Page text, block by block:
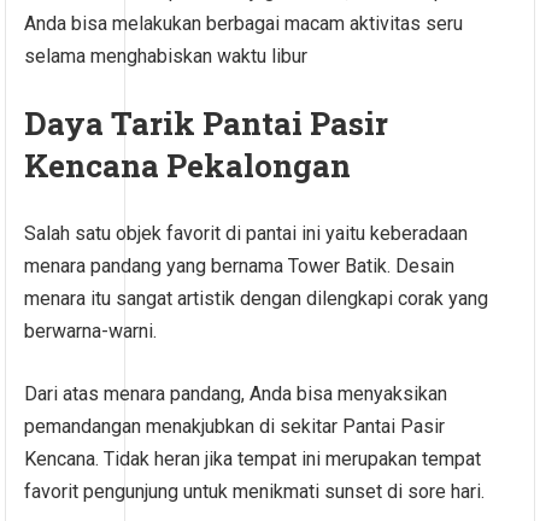
Anda bisa melakukan berbagai macam aktivitas seru
selama menghabiskan waktu libur
Daya Tarik Pantai Pasir
Kencana Pekalongan
Salah satu objek favorit di pantai ini yaitu keberadaan
menara pandang yang bernama Tower Batik. Desain
menara itu sangat artistik dengan dilengkapi corak yang
berwarna-warni.
Dari atas menara pandang, Anda bisa menyaksikan
pemandangan menakjubkan di sekitar Pantai Pasir
Kencana. Tidak heran jika tempat ini merupakan tempat
favorit pengunjung untuk menikmati sunset di sore hari.